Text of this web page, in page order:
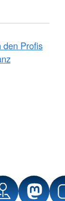
den Profis